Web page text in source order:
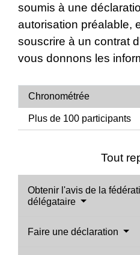
soumis à une
autorisation préalable,
souscrire à un contrat
vous donnons les
Chronométrée
Plus de 100 participants
Tout
Obtenir l'avis de la
délégataire
Faire une déclaration